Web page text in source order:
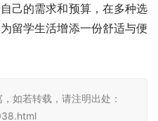
己的需求和预算，在多种选
留学生活增添一份舒适与便
如若转载，请注明出处：